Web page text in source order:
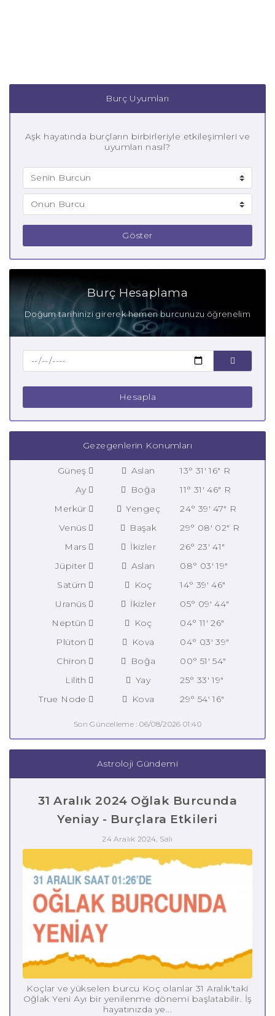
Burç Uyumları
Aşk hayatında burçların birbirleriyle etkileşimleri ve
uyumları nasıl?
Göster
Burç Hesaplama
Doğum tarihinizi girerek hemen burcunuzu öğrenelim
Hesapla
Gezegenlerin Konumları
Güneş Aslan
13° 31' 16" R
Ay
Boğa
11° 31' 46" R
Merkür
Yengeç
24° 39' 47" R
Venüs
Başak
29° 08' 02" R
Mars
İkizler
26° 23' 41"
Jüpiter
Aslan
08° 03' 19"
Satürn
Koç
14° 39' 46"
Uranüs
İkizler
05° 09' 44"
Neptün
Koç
04° 11' 26"
Plüton
Kova
04° 03' 39"
Chiron
Boğa
00° 51' 54"
Lilith
Yay
25° 33' 19"
True Node
Kova 29° 54' 16"
Son Güncelleme : 06/08/2026 01:40
Astroloji Gündemi
31 Aralık 2024 Oğlak Burcunda
Yeniay - Burçlara Etkileri
24 Aralık 2024, Salı
Koçlar ve yükselen burcu Koç olanlar 31 Aralık'taki
Oğlak Yeni Ayı bir yenilenme dönemi başlatabilir. İş
hayatınızda ye...